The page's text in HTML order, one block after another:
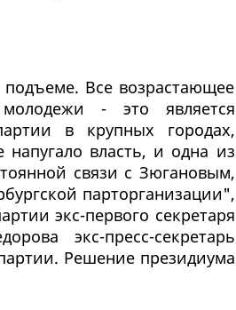
Все возрастающее
- это является
в крупных городах,
власть, и одна из
связи с Зюгановым,
парторганизации",
экс-первого секретаря
экс-пресс-секретарь
Решение президиума